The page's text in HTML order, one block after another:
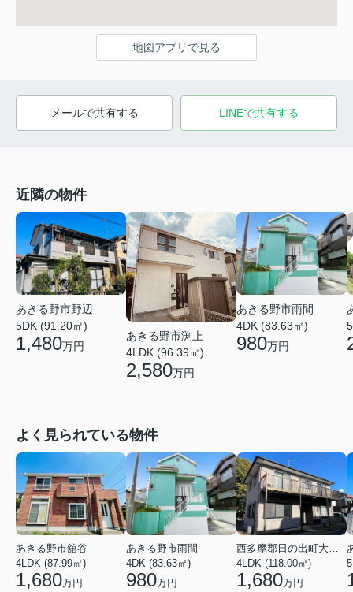
地図アプリで見る
メールで共有する LINEで共有する
近隣の物件
あきる野市野辺
5DK (91.20㎡)
1,480万円
あきる野市渕上
4LDK (96.39㎡)
2,580万円
あきる野市雨間
4DK (83.63㎡)
980万円
よく見られている物件
あきる野市舘谷
4LDK (87.99㎡)
1,680万円
あきる野市雨間
4DK (83.63㎡)
980万円
西多摩郡日の出町大字平井
4LDK (118.00㎡)
1,680万円